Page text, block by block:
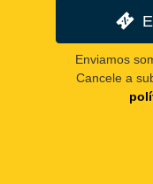
Enviamos
Cancele a